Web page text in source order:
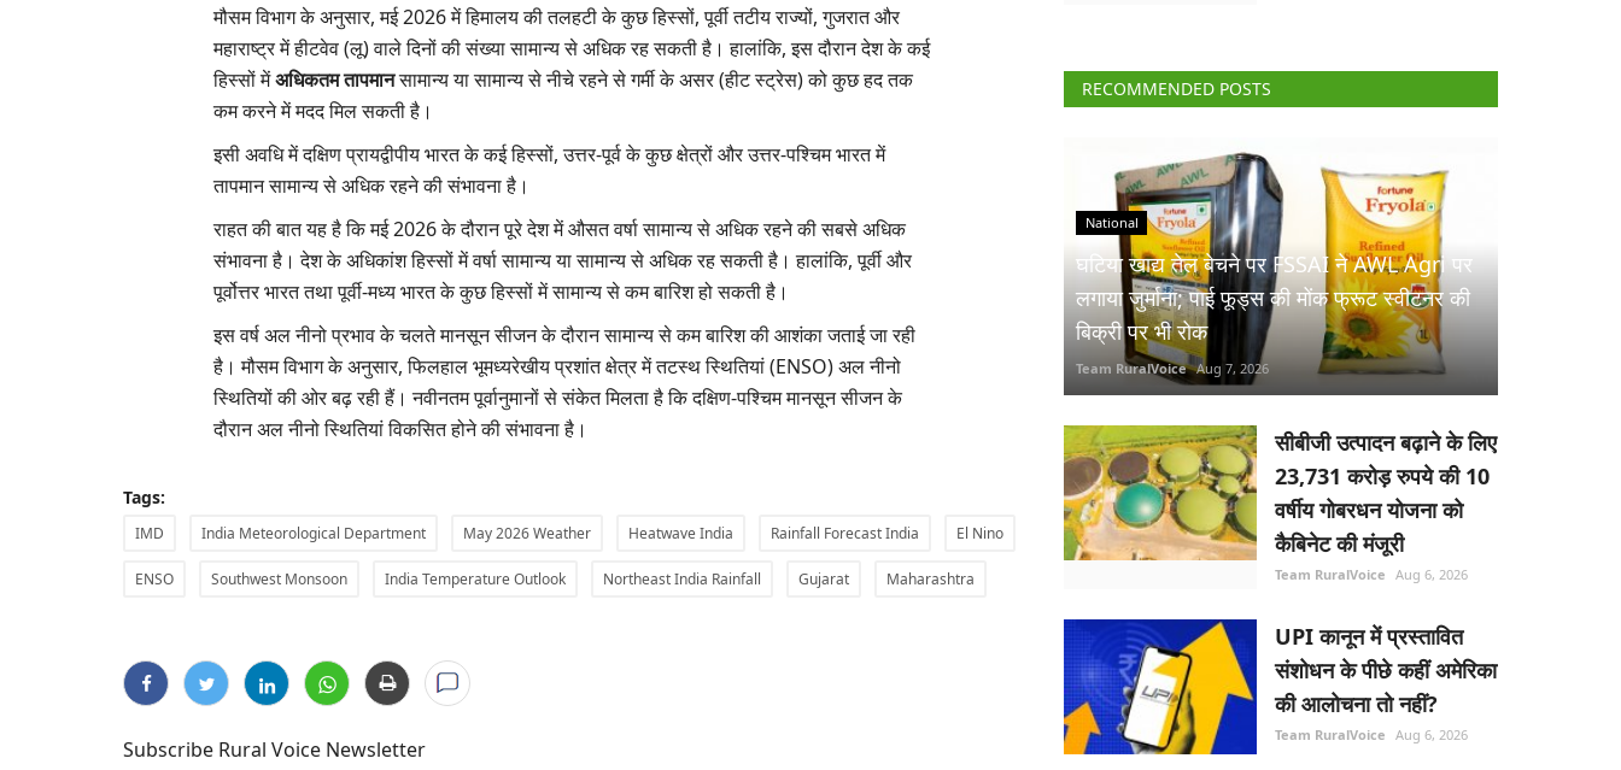
मौसम विभाग के अनुसार,मई2026में हिमालय की तलहटी के कुछ हिस्सों,पूर्वी तटीय राज्यों,गुजरात और
महाराष्ट्र में हीटवेव (लू) वाले दिनों की संख्या सामान्य से अधिक रह सकती है। हालांकि,इस दौरान देश के कई
हिस्सों मेंअधिकतम तापमानसामान्य या सामान्य से नीचे रहने से गर्मी के असर (हीट स्ट्रेस) को कुछ हद तक
कम करने में मदद मिल सकती है।
इसी अवधि में दक्षिण प्रायद्वीपीय भारत के कई हिस्सों,उत्तर-पूर्व के कुछ क्षेत्रों और उत्तर-पश्चिम भारत में
तापमान सामान्य से अधिक रहने की संभावना है।
राहत की बात यह है कि मई 2026के दौरान पूरे देश में औसत वर्षा सामान्य से अधिक रहने की सबसे अधिक
संभावना है। देश के अधिकांश हिस्सों में वर्षा सामान्य या सामान्य से अधिक रह सकती है। हालांकि,पूर्वी और
पूर्वोत्तर भारत तथा पूर्वी-मध्य भारत के कुछ हिस्सों में सामान्य से कम बारिश हो सकती है।
इस वर्ष अल नीनो प्रभाव के चलते मानसून सीजन के दौरान सामान्य से कम बारिश की आशंका जताई जा रही
है। मौसम विभाग के अनुसार,फिलहाल भूमध्यरेखीय प्रशांत क्षेत्र में तटस्थ स्थितियां (ENSO)अल नीनो
स्थितियों की ओर बढ़ रही हैं। नवीनतम पूर्वानुमानों से संकेत मिलता है कि दक्षिण-पश्चिम मानसून सीजन के
दौरान अल नीनो स्थितियां विकसित होने की संभावना है।
Tags:
IMD India Meteorological Department May 2026 Weather Heatwave India Rainfall Forecast India El Nino
ENSO Southwest Monsoon India Temperature Outlook Northeast India Rainfall Gujarat Maharashtra
Subscribe Rural Voice Newsletter
RECOMMENDED POSTS
National
घटिया खाद्य तेल बेचने पर FSSAI ने AWL Agri पर
लगाया जुर्माना; पाई फूड्स की मोंक फ्रूट स्वीटनर की
बिक्री पर भी रोक
Team RuralVoice Aug 7, 2026
सीबीजी उत्पादन बढ़ाने के लिए
23,731 करोड़ रुपये की 10
वर्षीय गोबरधन योजना को
कैबिनेट की मंजूरी
Team RuralVoice Aug 6, 2026
UPI कानून में प्रस्तावित
संशोधन के पीछे कहीं अमेरिका
की आलोचना तो नहीं?
Team RuralVoice Aug 6, 2026